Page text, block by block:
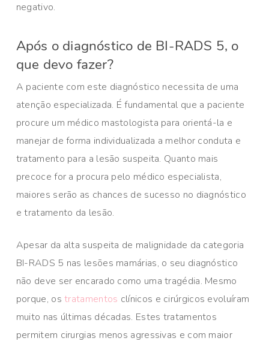
negativo.
Após o diagnóstico de BI-RADS 5, o
que devo fazer?
A paciente com este diagnóstico necessita de uma
atenção especializada. É fundamental que a paciente
procure um médico mastologista para orientá-la e
manejar de forma individualizada a melhor conduta e
tratamento para a lesão suspeita. Quanto mais
precoce for a procura pelo médico especialista,
maiores serão as chances de sucesso no diagnóstico
e tratamento da lesão.
Apesar da alta suspeita de malignidade da categoria
BI-RADS 5 nas lesões mamárias, o seu diagnóstico
não deve ser encarado como uma tragédia. Mesmo
porque, ostratamentos clínicos e cirúrgicos evoluíram
muito nas últimas décadas. Estes tratamentos
permitem cirurgias menos agressivas e com maior